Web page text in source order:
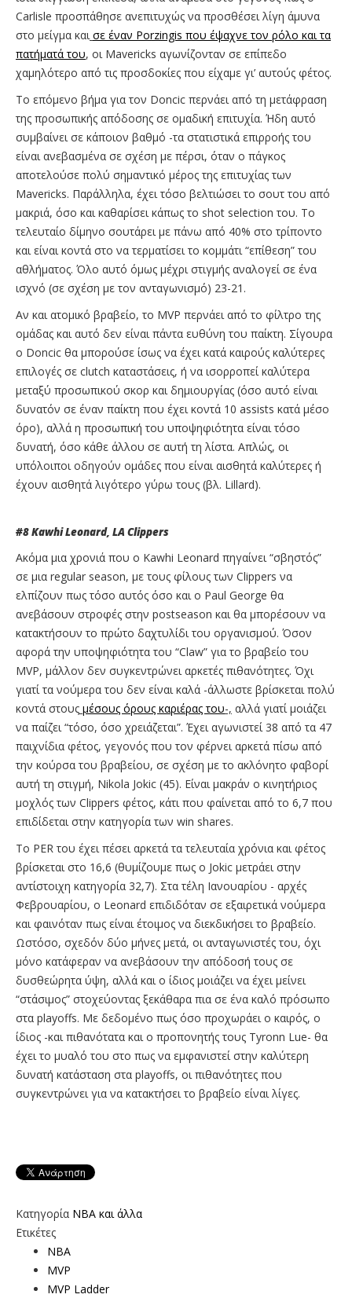
Carlisle προσπάθησε ανεπιτυχώς να προσθέσει λίγη άμυνα
στο μείγμα και σε έναν Porzingis που έψαχνε τον ρόλο και τα
πατήματά του, οι Mavericks αγωνίζονταν σε επίπεδο
χαμηλότερο από τις προσδοκίες που είχαμε γι’ αυτούς φέτος.
Το επόμενο βήμα για τον Doncic περνάει από τη μετάφραση
της προσωπικής απόδοσης σε ομαδική επιτυχία. Ήδη αυτό
συμβαίνει σε κάποιον βαθμό -τα στατιστικά επιρροής του
είναι ανεβασμένα σε σχέση με πέρσι, όταν ο πάγκος
αποτελούσε πολύ σημαντικό μέρος της επιτυχίας των
Mavericks. Παράλληλα, έχει τόσο βελτιώσει το σουτ του από
μακριά, όσο και καθαρίσει κάπως το shot selection του. Το
τελευταίο δίμηνο σουτάρει με πάνω από 40% στο τρίποντο
και είναι κοντά στο να τερματίσει το κομμάτι “επίθεση” του
αθλήματος. Όλο αυτό όμως μέχρι στιγμής αναλογεί σε ένα
ισχνό (σε σχέση με τον ανταγωνισμό) 23-21.
Αν και ατομικό βραβείο, το MVP περνάει από το φίλτρο της
ομάδας και αυτό δεν είναι πάντα ευθύνη του παίκτη. Σίγουρα
ο Doncic θα μπορούσε ίσως να έχει κατά καιρούς καλύτερες
επιλογές σε clutch καταστάσεις, ή να ισορροπεί καλύτερα
μεταξύ προσωπικού σκορ και δημιουργίας (όσο αυτό είναι
δυνατόν σε έναν παίκτη που έχει κοντά 10 assists κατά μέσο
όρο), αλλά η προσωπική του υποψηφιότητα είναι τόσο
δυνατή, όσο κάθε άλλου σε αυτή τη λίστα. Απλώς, οι
υπόλοιποι οδηγούν ομάδες που είναι αισθητά καλύτερες ή
έχουν αισθητά λιγότερο γύρω τους (βλ. Lillard).
#8KawhiLeonard, LA Clippers
Ακόμα μια χρονιά που ο Kawhi Leonard πηγαίνει “σβηστός”
σε μια regular season, με τους φίλους των Clippers να
ελπίζουν πως τόσο αυτός όσο και ο Paul George θα
ανεβάσουν στροφές στην postseason και θα μπορέσουν να
κατακτήσουν το πρώτο δαχτυλίδι του οργανισμού. Όσον
αφορά την υποψηφιότητα του “Claw” για το βραβείο του
MVP, μάλλον δεν συγκεντρώνει αρκετές πιθανότητες. Όχι
γιατί τα νούμερα του δεν είναι καλά -άλλωστε βρίσκεται πολύ
κοντά στους μέσους όρους καριέρας του-, αλλά γιατί μοιάζει
να παίζει “τόσο, όσο χρειάζεται”. Έχει αγωνιστεί 38 από τα 47
παιχνίδια φέτος, γεγονός που τον φέρνει αρκετά πίσω από
την κούρσα του βραβείου, σε σχέση με το ακλόνητο φαβορί
αυτή τη στιγμή, Nikola Jokic (45). Είναι μακράν ο κινητήριος
μοχλός των Clippers φέτος, κάτι που φαίνεται από το 6,7 που
επιδίδεται στην κατηγορία των win shares.
Το PER του έχει πέσει αρκετά τα τελευταία χρόνια και φέτος
βρίσκεται στο 16,6 (θυμίζουμε πως ο Jokic μετράει στην
αντίστοιχη κατηγορία 32,7). Στα τέλη Ιανουαρίου - αρχές
Φεβρουαρίου, ο Leonard επιδιδόταν σε εξαιρετικά νούμερα
και φαινόταν πως είναι έτοιμος να διεκδικήσει το βραβείο.
Ωστόσο, σχεδόν δύο μήνες μετά, οι ανταγωνιστές του, όχι
μόνο κατάφεραν να ανεβάσουν την απόδοσή τους σε
δυσθεώρητα ύψη, αλλά και ο ίδιος μοιάζει να έχει μείνει
“στάσιμος” στοχεύοντας ξεκάθαρα πια σε ένα καλό πρόσωπο
στα playoffs. Με δεδομένο πως όσο προχωράει ο καιρός, ο
ίδιος -και πιθανότατα και ο προπονητής τους Tyronn Lue- θα
έχει το μυαλό του στο πως να εμφανιστεί στην καλύτερη
δυνατή κατάσταση στα playoffs, οι πιθανότητες που
συγκεντρώνει για να κατακτήσει το βραβείο είναι λίγες.
Κατηγορία NBA και άλλα
Ετικέτες
NBA
MVP
MVP Ladder